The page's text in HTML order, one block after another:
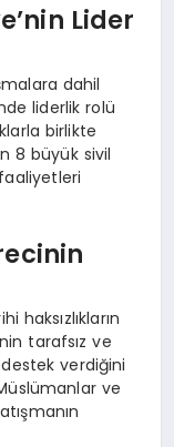
Lider
dahil
liderlik rolü
birlikte
8 büyük sivil
haksızlıkların
tarafsız ve
verdiğini
ve